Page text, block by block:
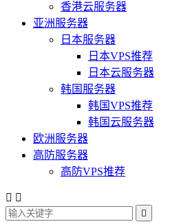
香港云服务器
亚洲服务器
日本服务器
日本VPS推荐
日本云服务器
韩国服务器
韩国VPS推荐
韩国云服务器
欧洲服务器
高防服务器
高防VPS推荐
 
